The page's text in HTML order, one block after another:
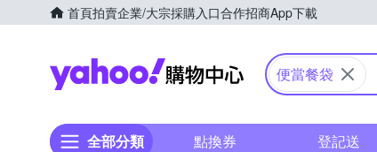
首頁拍賣企業/大宗採購入口合作招商App下載
Yahoo購物中心
便當餐袋
全部分類 點換券 登記送